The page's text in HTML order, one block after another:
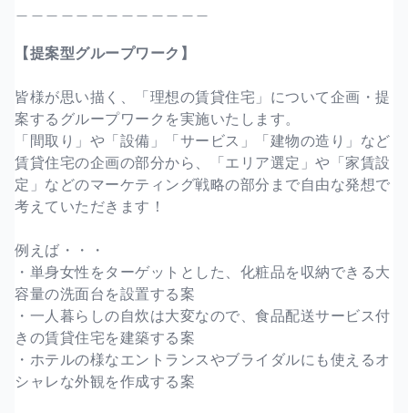
【提案型グループワーク】
皆様が思い描く、「理想の賃貸住宅」について企画・提
案するグループワークを実施いたします。
「間取り」や「設備」「サービス」「建物の造り」など
賃貸住宅の企画の部分から、「エリア選定」や「家賃設
定」などのマーケティング戦略の部分まで自由な発想で
考えていただきます！
例えば・・・
・単身女性をターゲットとした、化粧品を収納できる大
容量の洗面台を設置する案
・一人暮らしの自炊は大変なので、食品配送サービス付
きの賃貸住宅を建築する案
・ホテルの様なエントランスやブライダルにも使えるオ
シャレな外観を作成する案